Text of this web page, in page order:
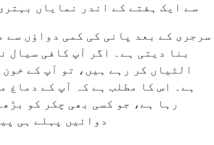
سے ایک ہفتے کے اندر نمایاں
سرجری کے بعد پانی کی کمی دواؤں سے
بنا دیتی ہے۔ اگر آپ کافی سیال
الٹیاں کر رہے ہیں، تو آپ کے
ہے۔ اس کا مطلب ہے کہ آپ کے دماغ
رہا ہے، جو کسی بھی چکر کو
دوائیں پہلے ہی